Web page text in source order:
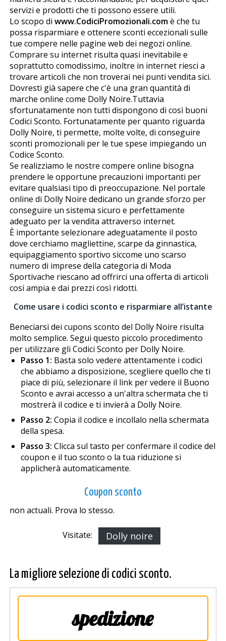
servizi e prodotti che ti possono essere utili.
Lo scopo di www.CodiciPromozionali.comè che tu
possa risparmiare e ottenere sconti eccezionali sulle
tue compere nelle pagine web dei negozi online.
Comprare su internet risulta quasi inevitabile e
soprattutto comodissimo, inoltre in internet riesci a
trovare articoli che non troverai nei punti vendita fisici.
Dovresti già sapere che c'è una gran quantità di
marche online come Dolly Noire.Tuttavia
sfortunatamente non tutti dispongono di così buoni
Codici Sconto. Fortunatamente per quanto riguarda
Dolly Noire, ti permette, molte volte, di conseguire
sconti promozionali per le tue spese impiegando un
Codice Sconto.
Se realizziamo le nostre compere online bisogna
prendere le opportune precauzioni importanti per
evitare qualsiasi tipo di preoccupazione. Nel portale
online di Dolly Noire dedicano un grande sforzo per
conseguire un sistema sicuro e perfettamente
adeguato per la vendita attraverso internet.
È importante selezionare adeguatamente il posto
dove cerchiamo magliettine, scarpe da ginnastica,
equipaggiamento sportivo siccome uno scarso
numero di imprese della categoria di Moda
Sportivache riescano ad offrirci una offerta di articoli
cosi ampia e dai prezzi così ridotti.
Come usare i codici sconto e risparmiare all’istante
Beneficiarsi dei cupons sconto del Dolly Noire risulta
molto semplice. Segui questo piccolo procedimento
per utilizzare gli Codici Sconto per Dolly Noire.
Passo 1: Basta solo vedere attentamente i codici
che abbiamo a disposizione, scegliere quello che ti
piace di più, selezionare il link per vedere il Buono
Sconto e avrai accesso a un'altra schermata che ti
mostrerà il codice e ti invierà a Dolly Noire.
Passo 2: Copia il codice e incollalo nella schermata
della spesa.
Passo 3: Clicca sul tasto per confermare il codice del
coupon e il tuo sconto o la tua riduzione si
applicherà automaticamente.
Coupon sconto
non actuali. Prova lo stesso.
Visitate: Dolly noire
La migliore selezione di codici sconto.
spedizione